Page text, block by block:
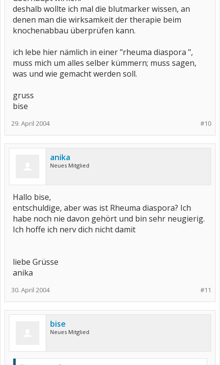
deshalb wollte ich mal die blutmarker wissen, an
denen man die wirksamkeit der therapie beim
knochenabbau überprüfen kann.
ich lebe hier nämlich in einer "rheuma diaspora ",
muss mich um alles selber kümmern; muss sagen,
was und wie gemacht werden soll.
gruss
bise
#10
29. April 2004
anika
Neues Mitglied
Hallo bise,
entschuldige, aber was ist Rheuma diaspora? Ich
habe noch nie davon gehört und bin sehr neugierig.
Ich hoffe ich nerv dich nicht damit
liebe Grüsse
anika
#11
30. April 2004
bise
Neues Mitglied